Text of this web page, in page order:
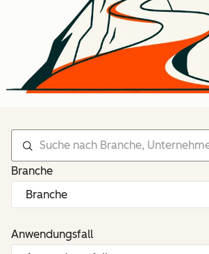
Branche
Anwendungsfall